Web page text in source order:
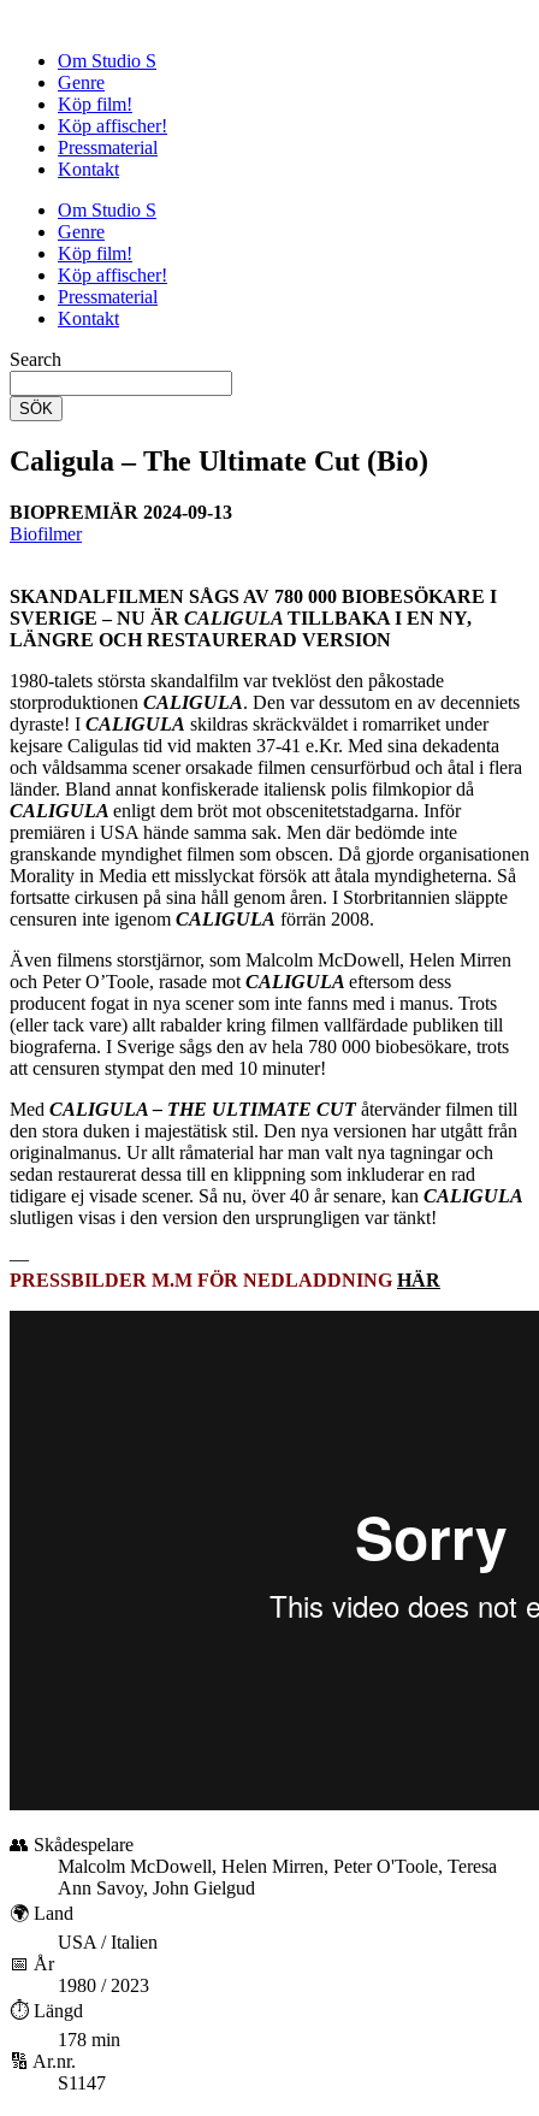
Om Studio S
Genre
Köp film!
Köp affischer!
Pressmaterial
Kontakt
Om Studio S
Genre
Köp film!
Köp affischer!
Pressmaterial
Kontakt
Search
SÖK
Caligula – The Ultimate Cut (Bio)
BIOPREMIÄR 2024-09-13
Biofilmer
SKANDALFILMEN SÅGS AV 780 000 BIOBESÖKARE I
SVERIGE – NU ÄR CALIGULA TILLBAKA I EN NY,
LÄNGRE OCH RESTAURERAD VERSION
1980-talets största skandalfilm var tveklöst den påkostade
storproduktionen CALIGULA. Den var dessutom en av decenniets
dyraste! I CALIGULA skildras skräckväldet i romarriket under
kejsare Caligulas tid vid makten 37-41 e.Kr. Med sina dekadenta
och våldsamma scener orsakade filmen censurförbud och åtal i flera
länder. Bland annat konfiskerade italiensk polis filmkopior då
CALIGULA enligt dem bröt mot obscenitetstadgarna. Inför
premiären i USA hände samma sak. Men där bedömde inte
granskande myndighet filmen som obscen. Då gjorde organisationen
Morality in Media ett misslyckat försök att åtala myndigheterna. Så
fortsatte cirkusen på sina håll genom åren. I Storbritannien släppte
censuren inte igenom CALIGULA förrän 2008.
Även filmens storstjärnor, som Malcolm McDowell, Helen Mirren
och Peter O’Toole, rasade mot CALIGULA eftersom dess
producent fogat in nya scener som inte fanns med i manus. Trots
(eller tack vare) allt rabalder kring filmen vallfärdade publiken till
biograferna. I Sverige sågs den av hela 780 000 biobesökare, trots
att censuren stympat den med 10 minuter!
Med CALIGULA – THE ULTIMATE CUTåtervänder filmen till
den stora duken i majestätisk stil. Den nya versionen har utgått från
originalmanus. Ur allt råmaterial har man valt nya tagningar och
sedan restaurerat dessa till en klippning som inkluderar en rad
tidigare ej visade scener. Så nu, över 40 år senare, kan CALIGULA
slutligen visas i den version den ursprungligen var tänkt!
—
PRESSBILDER M.M FÖR NEDLADDNING HÄR
👥 Skådespelare
Malcolm McDowell, Helen Mirren, Peter O'Toole, Teresa
Ann Savoy, John Gielgud
🌍 Land
USA / Italien
📅 År
1980 / 2023
⏱️ Längd
178 min
🔢 Ar.nr.
S1147